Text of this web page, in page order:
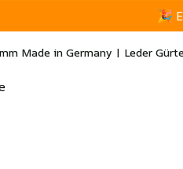
🎉
Made in Germany | Leder